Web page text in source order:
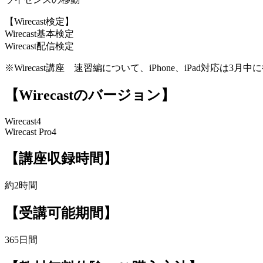
【Wirecast検定】
Wirecast基本検定
Wirecast配信検定
※Wirecast講座 速習編について、iPhone、iPad対応は3月中に
【Wirecastのバージョン】
Wirecast4
Wirecast Pro4
【講座収録時間】
約2時間
【受講可能期間】
365日間